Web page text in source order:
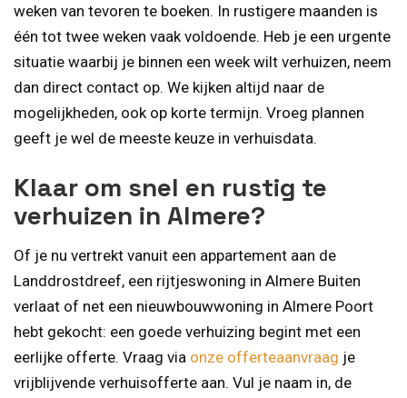
weken van tevoren te boeken. In rustigere maanden is
één tot twee weken vaak voldoende. Heb je een urgente
situatie waarbij je binnen een week wilt verhuizen, neem
dan direct contact op. We kijken altijd naar de
mogelijkheden, ook op korte termijn. Vroeg plannen
geeft je wel de meeste keuze in verhuisdata.
Klaar om snel en rustig te
verhuizen in Almere?
Of je nu vertrekt vanuit een appartement aan de
Landdrostdreef, een rijtjeswoning in Almere Buiten
verlaat of net een nieuwbouwwoning in Almere Poort
hebt gekocht: een goede verhuizing begint met een
eerlijke offerte. Vraag via onze offerteaanvraag je
vrijblijvende verhuisofferte aan. Vul je naam in, de